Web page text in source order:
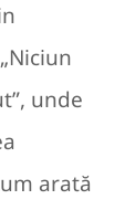
unde
arată